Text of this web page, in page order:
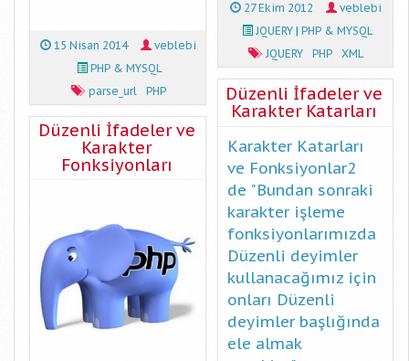
15 Nisan 2014
veblebi
PHP & MYSQL
parse_url
PHP
Düzenli İfadeler ve
Karakter
Fonksiyonları
27 Ekim 2012
veblebi
JQUERY| PHP & MYSQL
JQUERY
PHP XML
Düzenli İfadeler ve
Karakter Katarları
Karakter Katarları
ve Fonksiyonlar2
de "Bundan sonraki
karakter işleme
fonksiyonlarımızda
Düzenli deyimler
kullanacağımız için
onları Düzenli
deyimler başlığında
ele almak